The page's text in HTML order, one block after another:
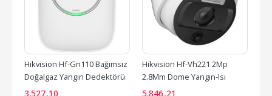
Hikvision Hf-Gn110 Bağımsız
Doğalgaz Yangın Dedektörü
Standalone
3.527,10
Hikvision Hf-Vh221 2Mp
2.8Mm Dome Yangın-Isı
Algılama Kamerası
5.846,21